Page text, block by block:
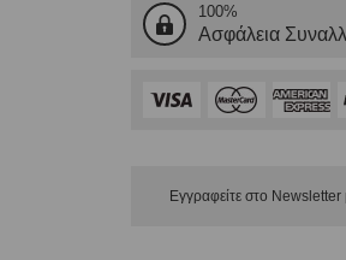
100%
Ασφάλεια
Εγγραφείτε στο Νewsletter